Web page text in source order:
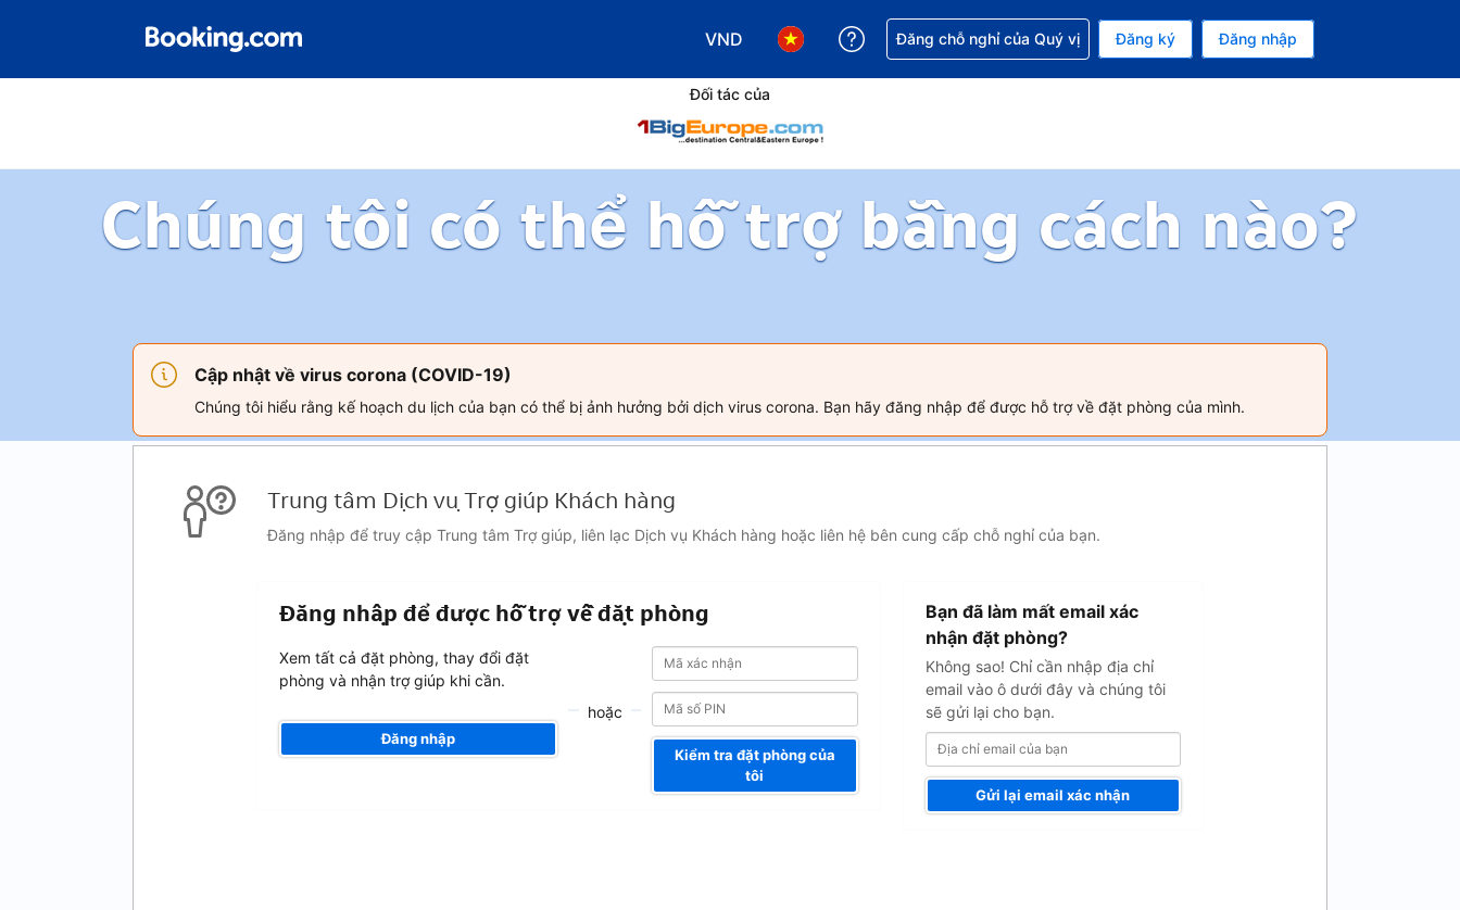
VND
Chọn loại tiền tệ của bạn. Loại tiền tệ hiện tại của bạn là Đồng
Chọn ngôn ngữ của bạn. Ngôn ngữ hiện tại của bạn là Tiếng Việt
Nhận trợ giúp với đặt chỗ
Đăng chỗ nghỉ của Quý vị Đăng ký Đăng nhập
Đối tác của
Chúng tôi có thể hỗ trợ bằng cách nào?
Cập nhật về virus corona (COVID-19)
Chúng tôi hiểu rằng kế hoạch du lịch của bạn có thể bị ảnh hưởng bởi dịch virus corona. Bạn hãy đăng nhập để được hỗ trợ về đặt phòng của mình.
Trung tâm Dịch vụ Trợ giúp Khách hàng
Đăng nhập để truy cập Trung tâm Trợ giúp, liên lạc Dịch vụ Khách hàng hoặc liên hệ bên cung cấp chỗ nghỉ của bạn.
Đăng nhập để được hỗ trợ về đặt phòng
Xem tất cả đặt phòng, thay đổi đặt
phòng và nhận trợ giúp khi cần.
Đăng nhập
hoặc
xác
nhận
Mã
nhận
Kiểm tra đặt phòng của
tôi
Bạn đã làm mất email xác
nhận đặt phòng?
Không sao! Chỉ cần nhập địa chỉ
email vào ô dưới đây và chúng tôi
sẽ gửi lại cho bạn.
email
Gửi lại email xác nhận